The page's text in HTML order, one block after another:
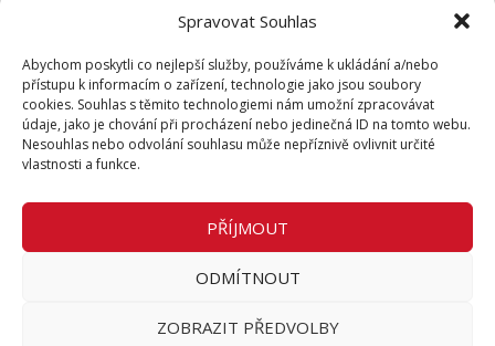
Spravovat Souhlas
Abychom poskytli co nejlepší služby, používáme k ukládání a/nebo
přístupu k informacím o zařízení, technologie jako jsou soubory
cookies. Souhlas s těmito technologiemi nám umožní zpracovávat
údaje, jako je chování při procházení nebo jedinečná ID na tomto webu.
Nesouhlas nebo odvolání souhlasu může nepříznivě ovlivnit určité
vlastnosti a funkce.
PŘÍJMOUT
ODMÍTNOUT
ZOBRAZIT PŘEDVOLBY
Bezpečněji přes Lidickou
3. 8. 2026
Zásady cookies (EU)
Zásady ochrany osobních údajů
Inzerce v tištěném periodiku